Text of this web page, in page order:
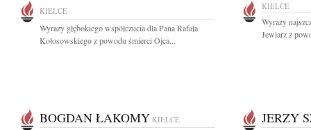
KIELCE
Wyrazy głębokiego współczucia dla Pana Rafała
Kołosowskiego z powodu śmierci Ojca...
KIELCE
Wyrazy
Jewiarz z
BOGDAN ŁAKOMY KIELCE JERZY